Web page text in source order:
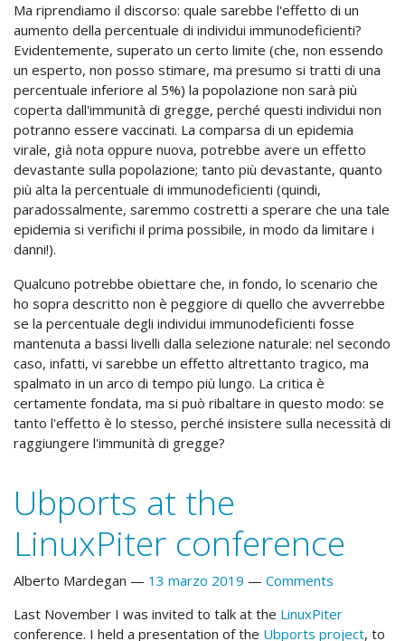
Ma riprendiamo il discorso: quale sarebbe l'effetto di un
aumento della percentuale di individui immunodeficienti?
Evidentemente, superato un certo limite (che, non essendo
un esperto, non posso stimare, ma presumo si tratti di una
percentuale inferiore al 5%) la popolazione non sarà più
coperta dall'immunità di gregge, perché questi individui non
potranno essere vaccinati. La comparsa di un epidemia
virale, già nota oppure nuova, potrebbe avere un effetto
devastante sulla popolazione; tanto più devastante, quanto
più alta la percentuale di immunodeficienti (quindi,
paradossalmente, saremmo costretti a sperare che una tale
epidemia si verifichi il prima possibile, in modo da limitare i
danni!).
Qualcuno potrebbe obiettare che, in fondo, lo scenario che
ho sopra descritto non è peggiore di quello che avverrebbe
se la percentuale degli individui immunodeficienti fosse
mantenuta a bassi livelli dalla selezione naturale: nel secondo
caso, infatti, vi sarebbe un effetto altrettanto tragico, ma
spalmato in un arco di tempo più lungo. La critica è
certamente fondata, ma si può ribaltare in questo modo: se
tanto l'effetto è lo stesso, perché insistere sulla necessità di
raggiungere l'immunità di gregge?
Ubports at the
LinuxPiter conference
Alberto Mardegan 13 marzo 2019
Comments
Last November I was invited to talk at the LinuxPiter
conference. I held a presentation of the Ubports project, to